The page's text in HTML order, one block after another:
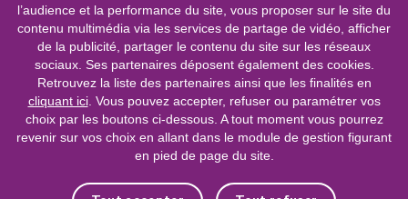
l’audience et la performance du site, vous proposer sur le site du
contenu multimédia via les services de partage de vidéo, afficher
de la publicité, partager le contenu du site sur les réseaux
sociaux. Ses partenaires déposent également des cookies.
Retrouvez la liste des partenaires ainsi que les finalités en
cliquant ici. Vous pouvez accepter, refuser ou paramétrer vos
choix par les boutons ci-dessous. A tout moment vous pourrez
revenir sur vos choix en allant dans le module de gestion figurant
en pied de page du site.
Linkedin
Facebook
0 800 11 10 09
Service &
appel gratuits
Nous contacter